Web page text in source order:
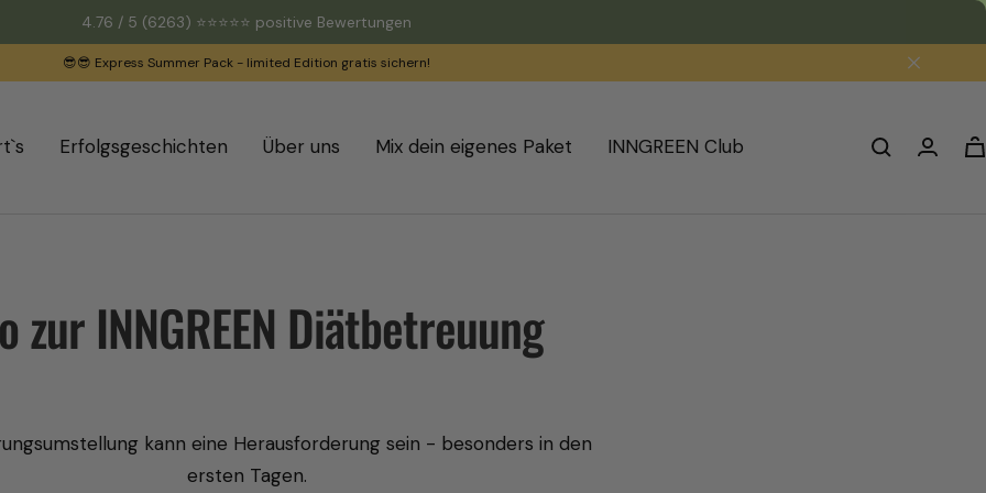
4.76 / 5 (6263) ⭐️⭐️⭐️⭐️⭐️ positive Bewertungen
😎😎 Express Summer Pack - limited Edition gratis sichern!
Erfolgsgeschichten Über uns Mix dein eigenes Paket INNGREEN Club
zur INNGREEN Diätbetreuung
kann eine Herausforderung sein - besonders in den
ersten Tagen.